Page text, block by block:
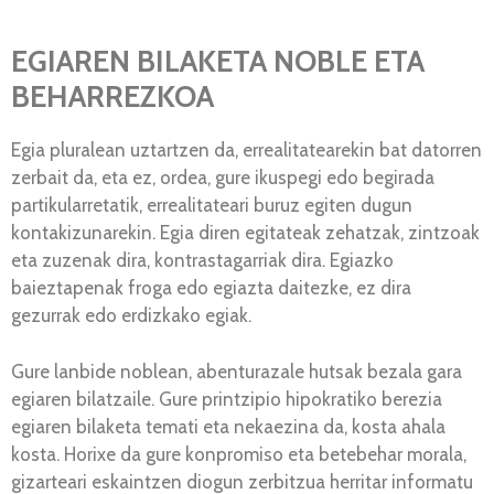
EGIAREN BILAKETA NOBLE ETA
BEHARREZKOA
Egia pluralean uztartzen da, errealitatearekin bat datorren
zerbait da, eta ez, ordea, gure ikuspegi edo begirada
partikularretatik, errealitateari buruz egiten dugun
kontakizunarekin. Egia diren egitateak zehatzak, zintzoak
eta zuzenak dira, kontrastagarriak dira. Egiazko
baieztapenak froga edo egiazta daitezke, ez dira
gezurrak edo erdizkako egiak.
Gure lanbide noblean, abenturazale hutsak bezala gara
egiaren bilatzaile. Gure printzipio hipokratiko berezia
egiaren bilaketa temati eta nekaezina da, kosta ahala
kosta. Horixe da gure konpromiso eta betebehar morala,
gizarteari eskaintzen diogun zerbitzua herritar informatu